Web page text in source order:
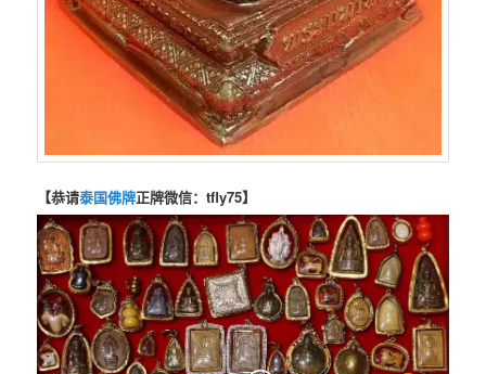
【恭请泰国佛牌正牌微信：tfly75】